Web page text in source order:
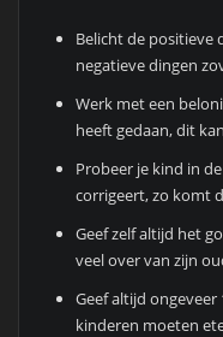
Belicht de positieve
negatieve dingen
Werk met een
heeft gedaan, dit
Probeer je kind in
corrigeert, zo komt
Geef zelf altijd het
veel over van zijn
Geef altijd
kinderen moeten